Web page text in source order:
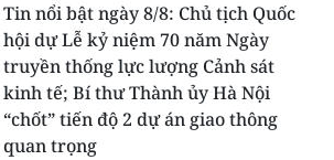
Tin nổi bật ngày 8/8: Chủ tịch Quốc
hội dự Lễ kỷ niệm 70 năm Ngày
truyền thống lực lượng Cảnh sát
kinh tế; Bí thư Thành ủy Hà Nội
“chốt” tiến độ 2 dự án giao thông
quan trọng